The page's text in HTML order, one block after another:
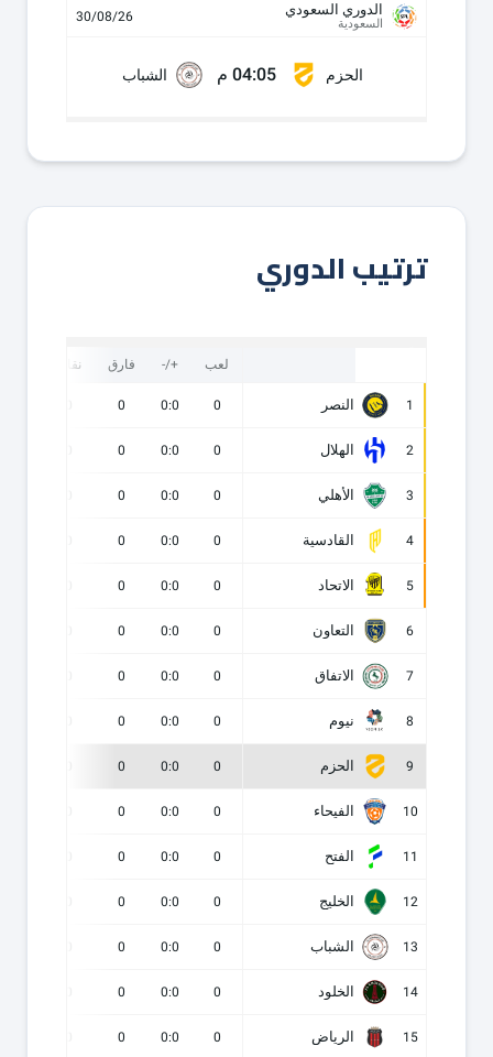
الدوري السعودي
السعودية 30/08/26
الحزم 04:05 م الشباب
ترتيب الدوري
لعب +/- فارق نقاط
1 النصر 0
0:0
0
2 الهلال 0
0:0
0
3 الأهلي 0
0:0
0
4 القادسية 0
0:0
0
5 الاتحاد 0
0:0
0
6 التعاون 0
0:0
0
7 الاتفاق 0
0:0
0
8 نيوم 0
0:0
0
9 الحزم 0
0:0
0
10 الفيحاء 0
0:0
0
11 الفتح 0
0:0
0
12 الخليج 0
0:0
0
13 الشباب 0
0:0
0
14 الخلود 0
0:0
0
15 الرياض 0
0:0
0